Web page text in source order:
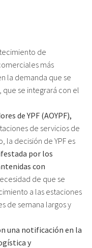
de
más
la demanda que se
se integrará con el
de YPF (AOYPF),
de servicios de
la decisión de YPF es
por los
con
de que se
a las estaciones
de semana largos y
una notificación en la
y